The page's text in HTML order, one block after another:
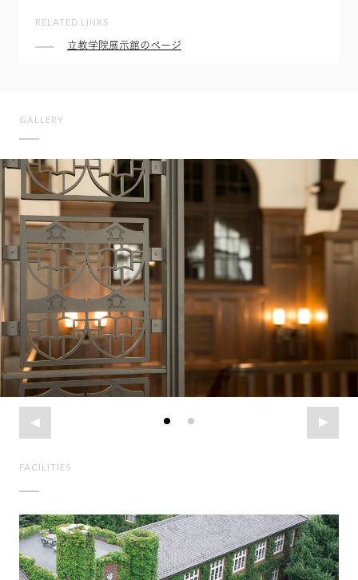
RELATED LINKS
立教学院展示館のページ
GALLERY
FACILITIES